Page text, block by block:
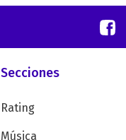
Secciones
Rating
Música